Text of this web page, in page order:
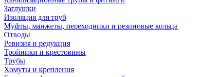
Заглушки
Изоляция для труб
Муфты, манжеты, переходники и резиновые кольца
Отводы
Ревизия и редукция
Тройники и крестовины
Трубы
Хомуты и крепления